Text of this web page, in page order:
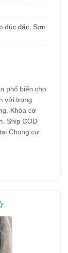
đúc đặc, Sơn
phổ biến cho
với trọng
Khóa cơ
Ship COD
Chung cư